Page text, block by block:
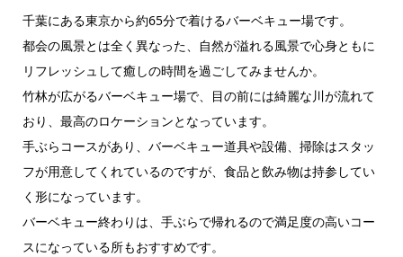
千葉にある東京から約65分で着けるバーベキュー場です。
都会の風景とは全く異なった、自然が溢れる風景で心身ともに
リフレッシュして癒しの時間を過ごしてみませんか。
竹林が広がるバーベキュー場で、目の前には綺麗な川が流れて
おり、最高のロケーションとなっています。
手ぶらコースがあり、バーベキュー道具や設備、掃除はスタッ
フが用意してくれているのですが、食品と飲み物は持参してい
く形になっています。
バーベキュー終わりは、手ぶらで帰れるので満足度の高いコー
スになっている所もおすすめです。